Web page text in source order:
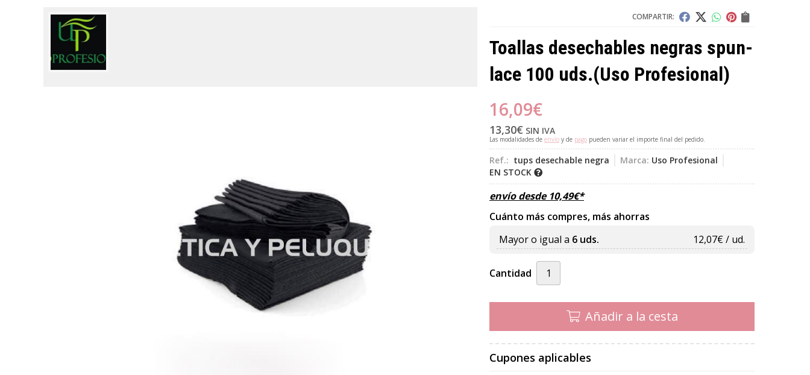
COMPARTIR:
Toallas desechables negras spun-
lace 100 uds.(Uso Profesional)
16,09€
13,30€ SIN IVA
Las modalidades de envío y de pago pueden variar el importe final del pedido.
Ref.: tups desechable negra Marca: Uso Profesional
EN STOCK
envío desde 10,49€*
Cuánto más compres, más ahorras
Mayor o igual a 6 uds. 12,07€ / ud.
Cantidad
Añadir a la cesta
Cupones aplicables